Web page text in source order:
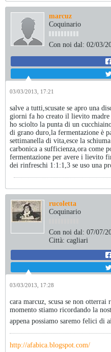
marcuz
Coquinario
Con noi dal: 02/03/
03/03/2013, 17:21
salve a tutti,scusate se apro una
giorni fa ho creato il lievito
ho sciolto la punta di un
di grano duro,la fermentazione è
settimanella di vita,esce la
carbonica a sufficienza,ora come
fermentazione per avere i lievito
dei rinfreschi 1:1:1,3 se uso una
rucoletta
Coquinario
Con noi dal: 07/07/
Città: cagliari
03/03/2013, 17:28
cara marcuz, scusa se non otterrai
momento stiamo ricordando la
appena possiamo saremo felici di
http://afabica.blogspot.com/